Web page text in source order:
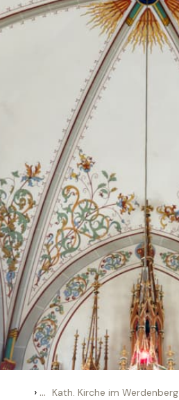
› ... Kath. Kirche im Werdenberg